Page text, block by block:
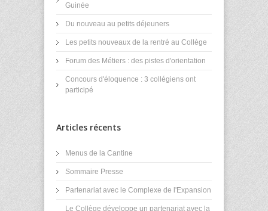
Guinée
Du nouveau au petits déjeuners
Les petits nouveaux de la rentré au Collège
Forum des Métiers : des pistes d'orientation
Concours d'éloquence : 3 collégiens ont
participé
Articles récents
Menus de la Cantine
Sommaire Presse
Partenariat avec le Complexe de l'Expansion
Le Collège développe un partenariat avec la